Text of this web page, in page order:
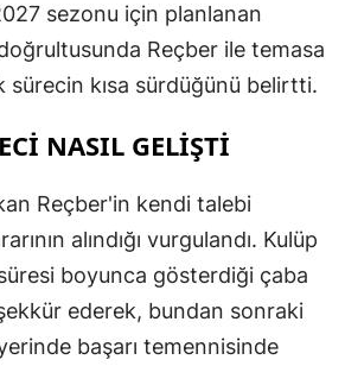
sezonu için planlanan
Reçber ile temasa
sürecin kısa sürdüğünü belirtti.
NASIL GELİŞTİ
Reçber'in kendi talebi
alındığı vurgulandı. Kulüp
boyunca gösterdiği çaba
ederek, bundan sonraki
başarı temennisinde